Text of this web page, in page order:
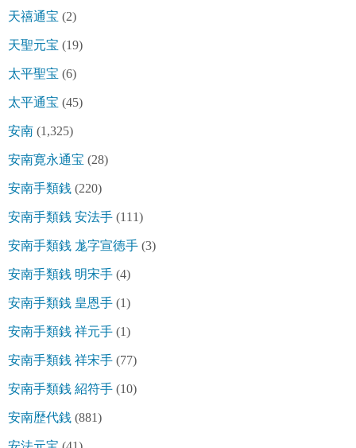
天禧通宝 (2)
天聖元宝 (19)
太平聖宝 (6)
太平通宝 (45)
安南 (1,325)
安南寛永通宝 (28)
安南手類銭 (220)
安南手類銭 安法手 (111)
安南手類銭 尨字宣徳手 (3)
安南手類銭 明宋手 (4)
安南手類銭 皇恩手 (1)
安南手類銭 祥元手 (1)
安南手類銭 祥宋手 (77)
安南手類銭 紹符手 (10)
安南歴代銭 (881)